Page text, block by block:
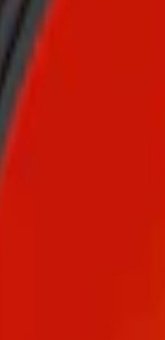
Man Fresh
2 är ett svenskt vitt snus
Fresh Mango 2